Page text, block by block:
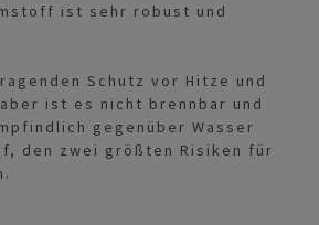
ist sehr robust und
Schutz vor Hitze und
ist es nicht brennbar und
gegenüber Wasser
den zwei größten Risiken für